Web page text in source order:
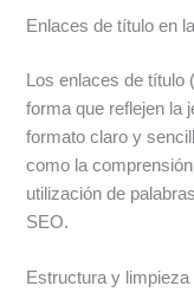
Enlaces de título en
Los enlaces de
forma que reflejen la
formato claro y
como la
utilización de
SEO.
Estructura y limpieza